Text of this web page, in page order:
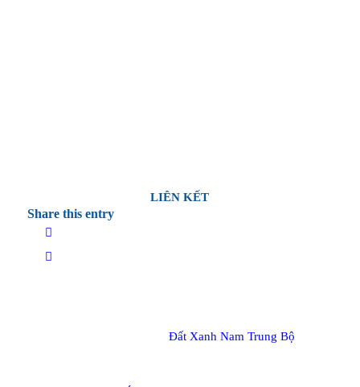
LIÊN KẾT
Share this entry
© Copyright 2017 –Đất Xanh Nam Trung Bộ